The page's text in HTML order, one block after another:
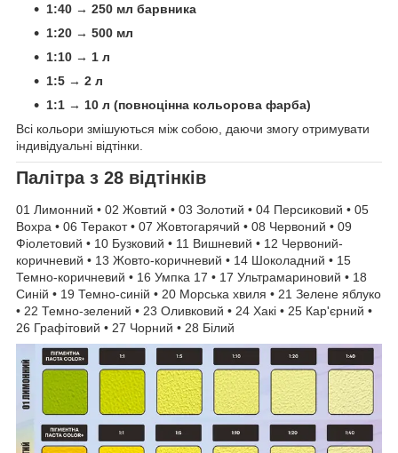
1:40 → 250 мл барвника
1:20 → 500 мл
1:10 → 1 л
1:5 → 2 л
1:1 → 10 л (повноцінна кольорова фарба)
Всі кольори змішуються між собою, даючи змогу отримувати
індивідуальні відтінки.
Палітра з 28 відтінків
01 Лимонний • 02 Жовтий • 03 Золотий • 04 Персиковий • 05
Вохра • 06 Теракот • 07 Жовтогарячий • 08 Червоний • 09
Фіолетовий • 10 Бузковий • 11 Вишневий • 12 Червоний-
коричневий • 13 Жовто-коричневий • 14 Шоколадний • 15
Темно-коричневий • 16 Умпка 17 • 17 Ультрамариновий • 18
Синій • 19 Темно-синій • 20 Морська хвиля • 21 Зелене яблуко
• 22 Темно-зелений • 23 Оливковий • 24 Хакі • 25 Кар'єрний •
26 Графітовий • 27 Чорний • 28 Білий